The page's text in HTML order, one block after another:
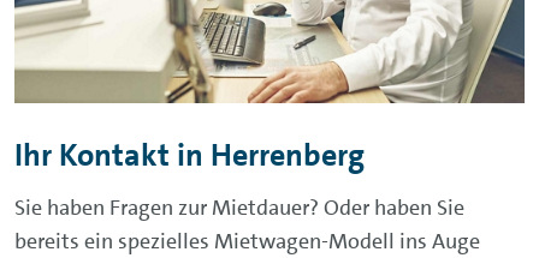
Ihr Kontakt in Herrenberg
Sie haben Fragen zur Mietdauer? Oder haben Sie
bereits ein spezielles Mietwagen-Modell ins Auge